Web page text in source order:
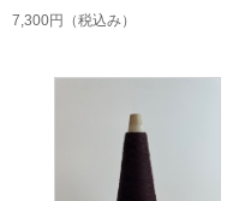
7,300円 （税込み）